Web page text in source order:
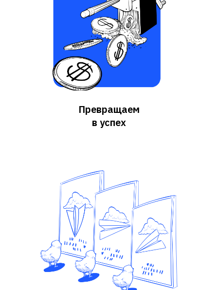
Превращаем
в успех